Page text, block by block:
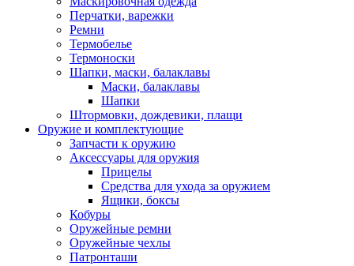
Перчатки, варежки
Ремни
Термобелье
Термоноски
Шапки, маски, балаклавы
Маски, балаклавы
Шапки
Штормовки, дождевики, плащи
Оружие и комплектующие
Запчасти к оружию
Аксессуары для оружия
Прицелы
Средства для ухода за оружием
Ящики, боксы
Кобуры
Оружейные ремни
Оружейные чехлы
Патронташи